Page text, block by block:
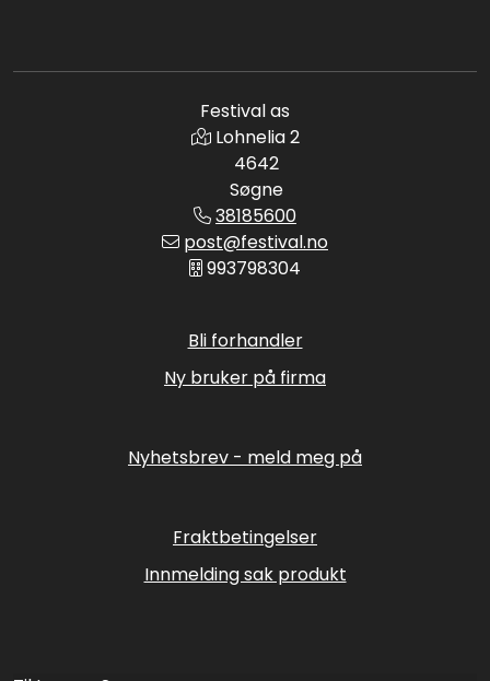
Festival as
Lohnelia 2
4642
Søgne
38185600
post@festival.no
993798304
Bli forhandler
Ny bruker på firma
Nyhetsbrev - meld meg på
Fraktbetingelser
Innmelding sak produkt